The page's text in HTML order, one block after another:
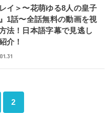
レイ＞〜花萌ゆる8人の皇子
1話〜全話無料の動画を視
法！日本語字幕で見逃し
介！
2